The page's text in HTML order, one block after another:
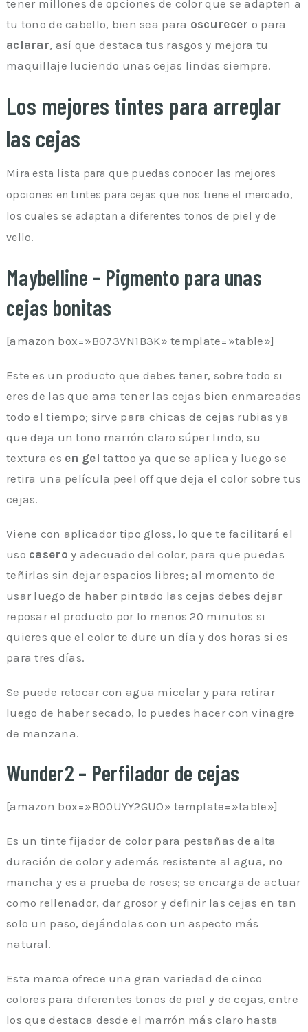
tener millones de opciones de color que se adapten a
tu tono de cabello, bien sea para oscurecer o para
aclarar, así que destaca tus rasgos y mejora tu
maquillaje luciendo unas cejas lindas siempre.
Los mejores tintes para arreglar
las cejas
Mira esta lista para que puedas conocer las mejores
opciones en tintes para cejas que nos tiene el mercado,
los cuales se adaptan a diferentes tonos de piel y de
vello.
Maybelline – Pigmento para unas
cejas bonitas
[amazon box=»B073VN1B3K» template=»table»]
Este es un producto que debes tener, sobre todo si
eres de las que ama tener las cejas bien enmarcadas
todo el tiempo; sirve para chicas de cejas rubias ya
que deja un tono marrón claro súper lindo, su
textura es en gel tattoo ya que se aplica y luego se
retira una película peel off que deja el color sobre tus
cejas.
Viene con aplicador tipo gloss, lo que te facilitará el
uso casero y adecuado del color, para que puedas
teñirlas sin dejar espacios libres; al momento de
usar luego de haber pintado las cejas debes dejar
reposar el producto por lo menos 20 minutos si
quieres que el color te dure un día y dos horas si es
para tres días.
Se puede retocar con agua micelar y para retirar
luego de haber secado, lo puedes hacer con vinagre
de manzana.
Wunder2 – Perfilador de cejas
[amazon box=»B00UYY2GUO» template=»table»]
Es un tinte fijador de color para pestañas de alta
duración de color y además resistente al agua, no
mancha y es a prueba de roses; se encarga de actuar
como rellenador, dar grosor y definir las cejas en tan
solo un paso, dejándolas con un aspecto más
natural.
Esta marca ofrece una gran variedad de cinco
colores para diferentes tonos de piel y de cejas, entre
los que destaca desde el marrón más claro hasta